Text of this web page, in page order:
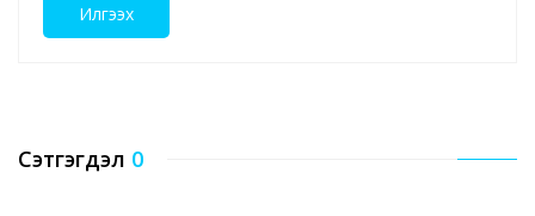
Илгээх
Сэтгэгдэл 0